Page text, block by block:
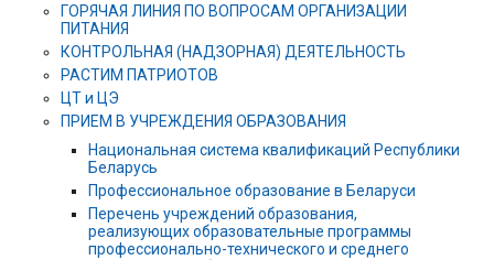
ГОРЯЧАЯ ЛИНИЯ ПО ВОПРОСАМ ОРГАНИЗАЦИИ
ПИТАНИЯ
КОНТРОЛЬНАЯ (НАДЗОРНАЯ) ДЕЯТЕЛЬНОСТЬ
РАСТИМ ПАТРИОТОВ
ЦТ и ЦЭ
ПРИЕМ В УЧРЕЖДЕНИЯ ОБРАЗОВАНИЯ
Национальная система квалификаций Республики
Беларусь
Профессиональное образование в Беларуси
Перечень учреждений образования,
реализующих образовательные программы
профессионально-технического и среднего